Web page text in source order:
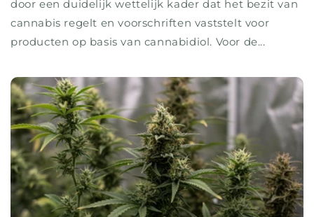
door een duidelijk wettelijk kader dat het bezit van
cannabis regelt en voorschriften vaststelt voor
producten op basis van cannabidiol. Voor de...